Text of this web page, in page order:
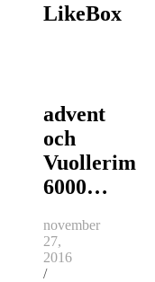
LikeBox
advent
och
Vuollerim
6000…
november
27,
2016
/